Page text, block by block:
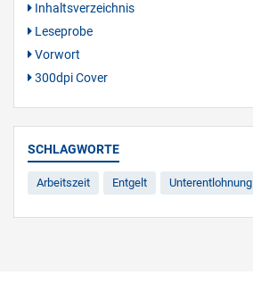
Inhaltsverzeichnis
Leseprobe
Vorwort
300dpi Cover
SCHLAGWORTE
Arbeitszeit Entgelt Unterentlohnung